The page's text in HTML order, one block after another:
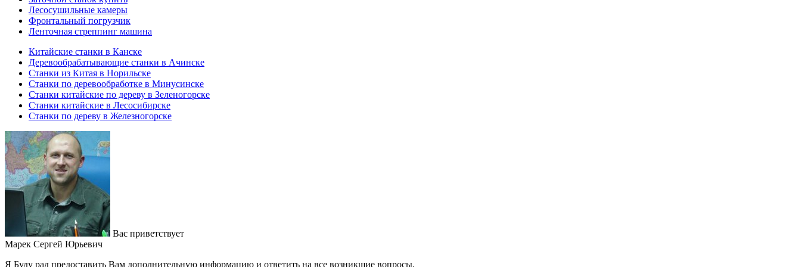
Лесосушильные камеры
Фронтальный погрузчик
Ленточная стреппинг машина
Китайские станки в Канске
Деревообрабатывающие станки в Ачинске
Станки из Китая в Норильске
Станки по деревообработке в Минусинске
Станки китайские по дереву в Зеленогорске
Станки китайские в Лесосибирске
Станки по дереву в Железногорске
Вас приветствует
Марек Сергей Юрьевич
Я Буду рад предоставить Вам дополнительную информацию и ответить на все возникшие вопросы.